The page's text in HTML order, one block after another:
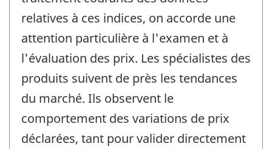
relatives à ces indices, on accorde une
attention particulière à l'examen et à
l'évaluation des prix. Les spécialistes des
produits suivent de près les tendances
du marché. Ils observent le
comportement des variations de prix
déclarées, tant pour valider directement